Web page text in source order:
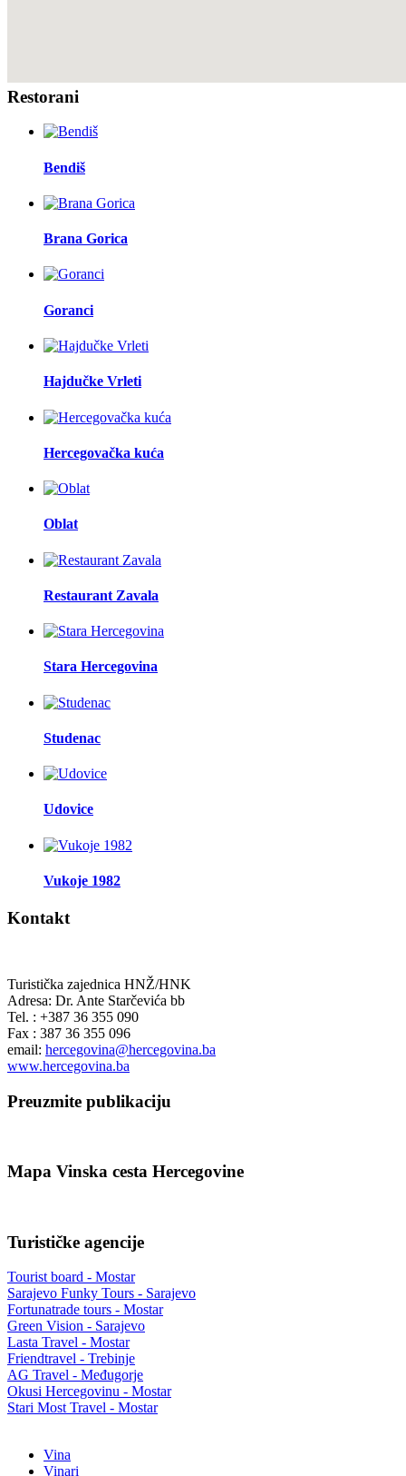
Restorani
Bendiš
Brana Gorica
Goranci
Hajdučke Vrleti
Hercegovačka kuća
Oblat
Restaurant Zavala
Stara Hercegovina
Studenac
Udovice
Vukoje 1982
Kontakt
Turistička zajednica HNŽ/HNK
Adresa: Dr. Ante Starčevića bb
Tel. : +387 36 355 090
Fax : 387 36 355 096
email: hercegovina@hercegovina.ba
www.hercegovina.ba
Preuzmite publikaciju
Mapa Vinska cesta Hercegovine
Turističke agencije
Tourist board - Mostar
Sarajevo Funky Tours - Sarajevo
Fortunatrade tours - Mostar
Green Vision - Sarajevo
Lasta Travel - Mostar
Friendtravel - Trebinje
AG Travel - Međugorje
Okusi Hercegovinu - Mostar
Stari Most Travel - Mostar
Vina
Vinari